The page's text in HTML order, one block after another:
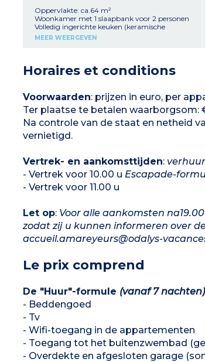
Oppervlakte: ca.64 m²
Woonkamer met 1 slaapbank voor 2 personen
Volledig ingerichte keuken (keramische
kookplaat, magnetron, koelkast, vaatwasser)
eenpersoonsbedden 2 doucheruimtes met wc
MEER WEERGEVEN
Horaires et conditions
Voorwaarden: prijzen in euro, per
Ter plaatse te betalen waarborgsom:
Na controle van de staat en netheid
vernietigd.
Vertrek- en aankomsttijden:
- Vertrek voor 10.00 u Escapade-
- Vertrek voor 11.00 u
Let op: Voor alle aankomsten
zodat zij u kunnen informeren over
accueil.amareyeurs@odalys-
Le prix comprend
De "Huur"-formule (vanaf 7 nachten)
- Beddengoed
- Tv
- Wifi-toegang in de appartementen
- Toegang tot het buitenzwembad
- Overdekte en afgesloten garage